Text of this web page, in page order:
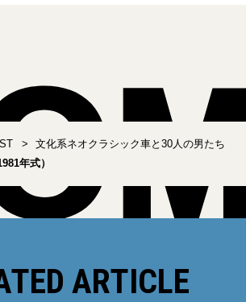
文化系ネオクラシック車と30人の男たち
年式）
ARTICLE